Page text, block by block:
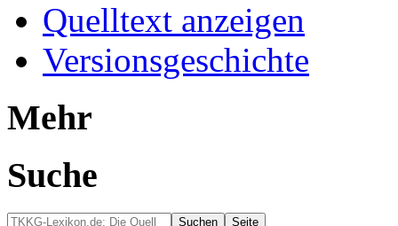
Quelltext anzeigen
Versionsgeschichte
Mehr
Suche